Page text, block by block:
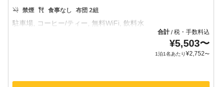
禁煙 食事なし 布団 2組
合計/税・手数料込
¥5,503〜
1泊1名あたり¥2,752〜